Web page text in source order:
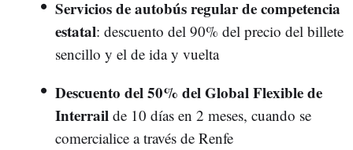
Servicios de autobús regular de competencia
estatal: descuento del 90% del precio del billete
sencillo y el de ida y vuelta
Descuento del 50% del Global Flexible de
Interrail de 10 días en 2 meses, cuando se
comercialice a través de Renfe